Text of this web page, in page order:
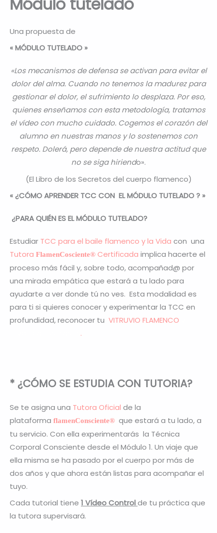
Una propuesta de
« MÓDULO TUTELADO »
«Los mecanismos de defensa se activan para evitar el
dolor del alma. Cuando no tenemos la madurez para
gestionar el dolor, el sufrimiento lo desplaza. Por eso,
quienes enseñamos con esta metodología, tratamos
el vídeo con mucho cuidado. Cogemos el corazón del
alumno en nuestras manos y lo sostenemos con
respeto. Dolerá, pero depende de nuestra actitud que
no se siga hiriendo».
(El Libro de los Secretos del cuerpo flamenco)
« ¿CÓMO APRENDER TCC CON ELMÓDULO TUTELADO? »
¿PARA QUIÉN ES EL MÓDULO TUTELADO?
Estudiar TCC para el baile flamenco y la Vida con una
Tutora FlamenCosciente® Certificada implica hacerte el
proceso más fácil y, sobre todo, acompañad@ por
una mirada empática que estará a tu lado para
ayudarte a ver donde tú no ves. Esta modalidad es
para ti si quieres conocer y experimentar la TCC en
profundidad, reconocer tu VITRUVIO FLAMENCO
.
* ¿CÓMO SE ESTUDIA CON TUTORIA?
Se te asigna una Tutora Oficial de la
plataforma flamenConsciente® que estará a tu lado, a
tu servicio. Con ella experimentarás la Técnica
Corporal Consciente desde el Módulo 1. Un viaje que
ella misma se ha pasado por el cuerpo por más de
dos años y que ahora están listas para acompañar el
tuyo.
Cada tutorial tiene 1 Vídeo Controlde tu práctica que
la tutora supervisará.